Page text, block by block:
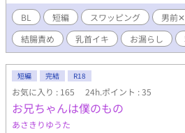
BL 短編 スワッピング 男前
結腸責め
乳首イキ お漏らし
短編 完結 R18
お気に入り : 165 24h.ポイント : 35
お兄ちゃんは僕のもの
あさきりゆうた